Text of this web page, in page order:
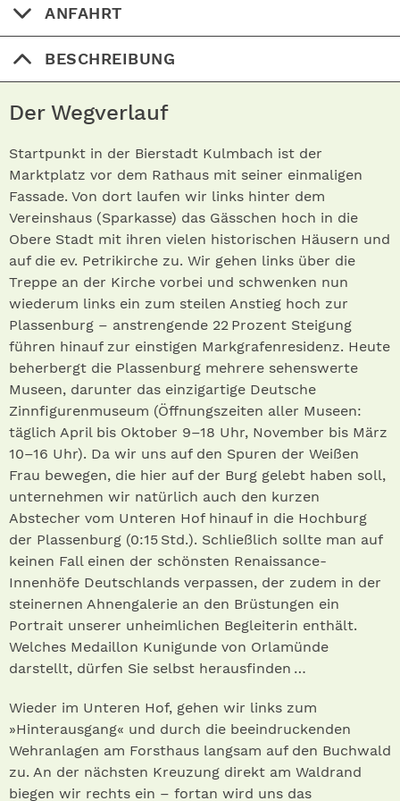
ANFAHRT
BESCHREIBUNG
Der Wegverlauf
Startpunkt in der Bierstadt Kulmbach ist der
Marktplatz vor dem Rathaus mit seiner einmaligen
Fassade. Von dort laufen wir links hinter dem
Vereinshaus (Sparkasse) das Gässchen hoch in die
Obere Stadt mit ihren vielen historischen Häusern und
auf die ev. Petrikirche zu. Wir gehen links über die
Treppe an der Kirche vorbei und schwenken nun
wiederum links ein zum steilen Anstieg hoch zur
Plassenburg – anstrengende 22 Prozent Steigung
führen hinauf zur einstigen Markgrafenresidenz. Heute
beherbergt die Plassenburg mehrere sehenswerte
Museen, darunter das einzigartige Deutsche
Zinnfigurenmuseum (Öffnungszeiten aller Museen:
täglich April bis Oktober 9–18 Uhr, November bis März
10–16 Uhr). Da wir uns auf den Spuren der Weißen
Frau bewegen, die hier auf der Burg gelebt haben soll,
unternehmen wir natürlich auch den kurzen
Abstecher vom Unteren Hof hinauf in die Hochburg
der Plassenburg (0:15 Std.). Schließlich sollte man auf
keinen Fall einen der schönsten Renaissance-
Innenhöfe Deutschlands verpassen, der zudem in der
steinernen Ahnengalerie an den Brüstungen ein
Portrait unserer unheimlichen Begleiterin enthält.
Welches Medaillon Kunigunde von Orlamünde
darstellt, dürfen Sie selbst herausfinden …
Wieder im Unteren Hof, gehen wir links zum
»Hinterausgang« und durch die beeindruckenden
Wehranlagen am Forsthaus langsam auf den Buchwald
zu. An der nächsten Kreuzung direkt am Waldrand
biegen wir rechts ein – fortan wird uns das